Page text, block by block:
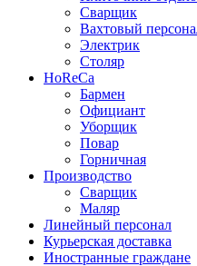
Сварщик
Вахтовый
Электрик
Столяр
HoReCa
Бармен
Официант
Уборщик
Повар
Горничная
Производство
Сварщик
Маляр
Линейный персонал
Курьерская доставка
Иностранные граждане